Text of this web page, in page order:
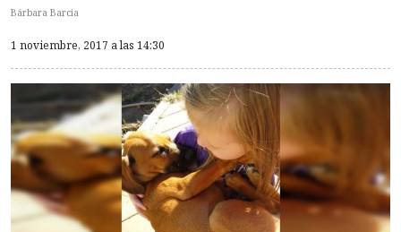
Bárbara Barcia
1 noviembre, 2017 a las 14:30